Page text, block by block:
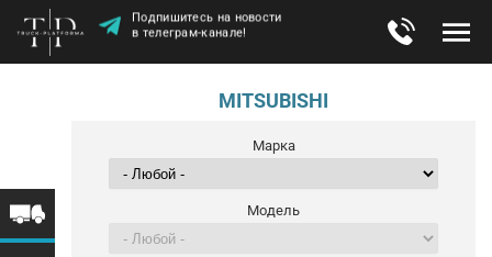
Подпишитесь на новости
в телеграм-канале!
MITSUBISHI
Марка
Модель